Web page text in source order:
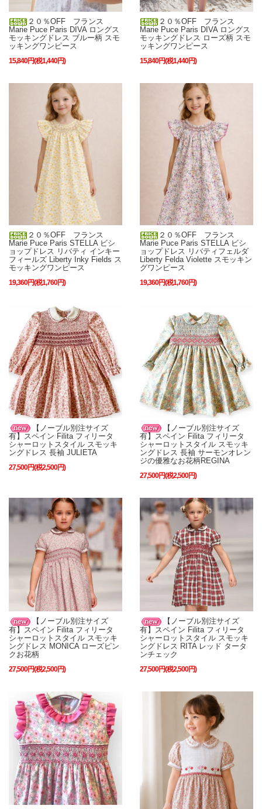
２０％OFF フランス
Marie Puce Paris DIVA ロングス
モッキングドレス ブルー柄 スモ
ッキングワンピース
15,840円(税1,440円)
２０％OFF フランス
Marie Puce Paris DIVA ロングス
モッキングドレス ローズ柄 スモ
ッキングワンピース
15,840円(税1,440円)
２０％OFF フランス
Marie Puce Paris STELLA ビシ
ョップドレス リバティ インキー
フィールズ Liberty Inky Fields ス
モッキングワンピース
19,360円(税1,760円)
２０％OFF フランス
Marie Puce Paris STELLA ビシ
ョップドレス リバティフェルダ
Liberty Felda Violette スモッキン
グワンピース
19,360円(税1,760円)
【ノーブル別注サイズ
有】スペイン Filita フィリータ
シャーロットスタイル スモッキ
ングドレス 長袖 JULIETA
27,500円(税2,500円)
【ノーブル別注サイズ
有】スペイン Filita フィリータ
シャーロットスタイル スモッキ
ングドレス 長袖 サーモンオレン
ジの優雅なお花柄REGINA
27,500円(税2,500円)
【ノーブル別注サイズ
有】スペイン Filita フィリータ
シャーロットスタイル スモッキ
ングドレス MONICA ローズピン
クお花柄
27,500円(税2,500円)
【ノーブル別注サイズ
有】スペイン Filita フィリータ
シャーロットスタイル スモッキ
ングドレス RITA レッド タータ
ンチェック
27,500円(税2,500円)